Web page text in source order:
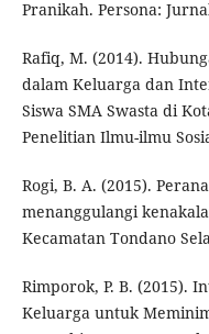
Pranikah. Persona:
Rafiq, M. (2014).
dalam Keluarga dan
Siswa SMA Swasta di
Penelitian Ilmu-ilmu
Rogi, B. A. (2015).
menanggulangi
Kecamatan Tondano
Rimporok, P. B. (2015).
Keluarga untuk